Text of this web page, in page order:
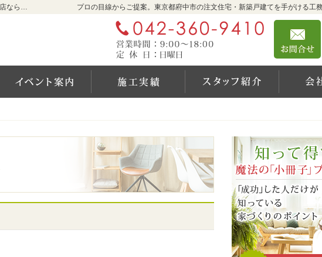
プロの目線からご提案。東京都府中市の注文住宅・新築戸建てを手がける工
東京都府中市の新築・注文住宅・新築戸建てを手がける工務店なら石井工務店
042-
営業